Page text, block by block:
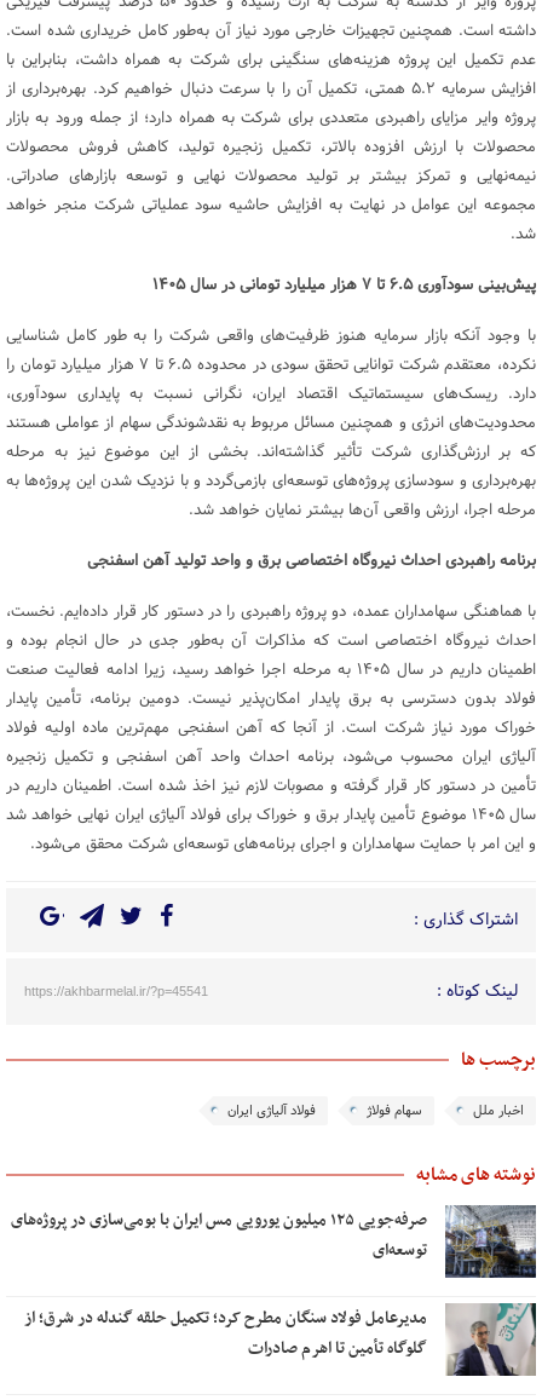
داشته است. همچنین تجهیزات خارجی مورد نیاز آن به‌طور کامل خریداری شده است.
عدم تکمیل این پروژه هزینه‌های سنگینی برای شرکت به همراه داشت، بنابراین با
افزایش سرمایه ۵.۲ همتی، تکمیل آن را با سرعت دنبال خواهیم کرد. بهره‌برداری از
پروژه وایر مزایای راهبردی متعددی برای شرکت به همراه دارد؛ از جمله ورود به بازار
محصولات با ارزش افزوده بالاتر، تکمیل زنجیره تولید، کاهش فروش محصولات
نیمه‌نهایی و تمرکز بیشتر بر تولید محصولات نهایی و توسعه بازارهای صادراتی.
مجموعه این عوامل در نهایت به افزایش حاشیه سود عملیاتی شرکت منجر خواهد
شد.
پیش‌بینی سودآوری۶.۵تا ۷هزار میلیارد تومانی در سال۱۴۰۵
با وجود آنکه بازار سرمایه هنوز ظرفیت‌های واقعی شرکت را به طور کامل شناسایی
نکرده، معتقدم شرکت توانایی تحقق سودی در محدوده ۶.۵ تا ۷ هزار میلیارد تومان را
دارد. ریسک‌های سیستماتیک اقتصاد ایران، نگرانی نسبت به پایداری سودآوری،
محدودیت‌های انرژی و همچنین مسائل مربوط به نقدشوندگی سهام از عواملی هستند
که بر ارزش‌گذاری شرکت تأثیر گذاشته‌اند. بخشی از این موضوع نیز به مرحله
بهره‌برداری و سودسازی پروژه‌های توسعه‌ای بازمی‌گردد و با نزدیک شدن این پروژه‌ها به
مرحله اجرا، ارزش واقعی آن‌ها بیشتر نمایان خواهد شد.
برنامه راهبردی احداث نیروگاه اختصاصی برق و واحد تولید آهن اسفنجی
با هماهنگی سهامداران عمده، دو پروژه راهبردی را در دستور کار قرار داده‌ایم. نخست،
احداث نیروگاه اختصاصی است که مذاکرات آن به‌طور جدی در حال انجام بوده و
اطمینان داریم در سال ۱۴۰۵ به مرحله اجرا خواهد رسید، زیرا ادامه فعالیت صنعت
فولاد بدون دسترسی به برق پایدار امکان‌پذیر نیست. دومین برنامه، تأمین پایدار
خوراک مورد نیاز شرکت است. از آنجا که آهن اسفنجی مهم‌ترین ماده اولیه فولاد
آلیاژی ایران محسوب می‌شود، برنامه احداث واحد آهن اسفنجی و تکمیل زنجیره
تأمین در دستور کار قرار گرفته و مصوبات لازم نیز اخذ شده است. اطمینان داریم در
سال ۱۴۰۵ موضوع تأمین پایدار برق و خوراک برای فولاد آلیاژی ایران نهایی خواهد شد
و این امر با حمایت سهامداران و اجرای برنامه‌های توسعه‌ای شرکت محقق می‌شود.
اشتراک گذاری :
لینک کوتاه : https://akhbarmelal.ir/?p=45541
برچسب ها
اخبار ملل سهام فولاژ فولاد آلیاژی ایران
نوشته های مشابه
صرفه‌جویی ۱۲۵ میلیون یورویی مس ایران با بومی‌سازی در پروژه‌های
توسعه‌ای
مدیرعامل فولاد سنگان مطرح کرد؛ تکمیل حلقه گندله در شرق؛ از
گلوگاه تأمین تا اهرم صادرات